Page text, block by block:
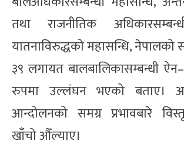
तथा राजनीतिक अधिकारसम्बन्धी
यातनाविरुद्धको महासन्धि, नेपालको
३९ लगायत बालबालिकासम्बन्धी
रुपमा उल्लंघन भएको बताए।
आन्दोलनको समग्र प्रभावबारे
खाँचो औँल्याए।